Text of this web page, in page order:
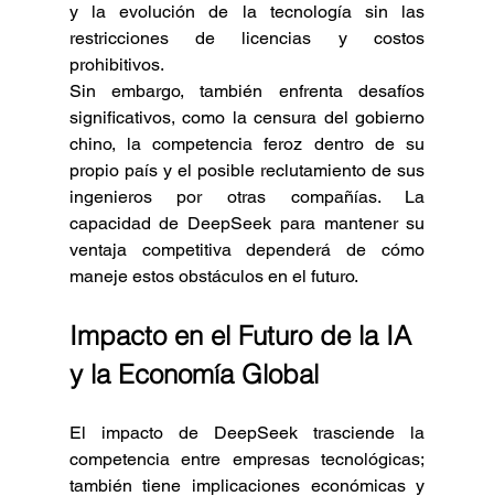
y la evolución de la tecnología sin las
restricciones de licencias y costos
prohibitivos.
Sin embargo, también enfrenta desafíos
significativos, como la censura del gobierno
chino, la competencia feroz dentro de su
propio país y el posible reclutamiento de sus
ingenieros por otras compañías. La
capacidad de DeepSeek para mantener su
ventaja competitiva dependerá de cómo
maneje estos obstáculos en el futuro.
Impacto en el Futuro de la IA
y la Economía Global
El impacto de DeepSeek trasciende la
competencia entre empresas tecnológicas;
también tiene implicaciones económicas y